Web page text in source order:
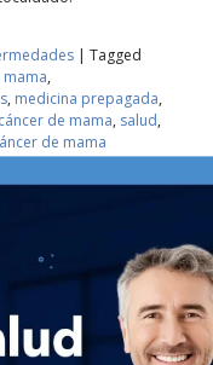
| Tagged
mama,
, medicina prepagada,
de mama, salud,
de mama